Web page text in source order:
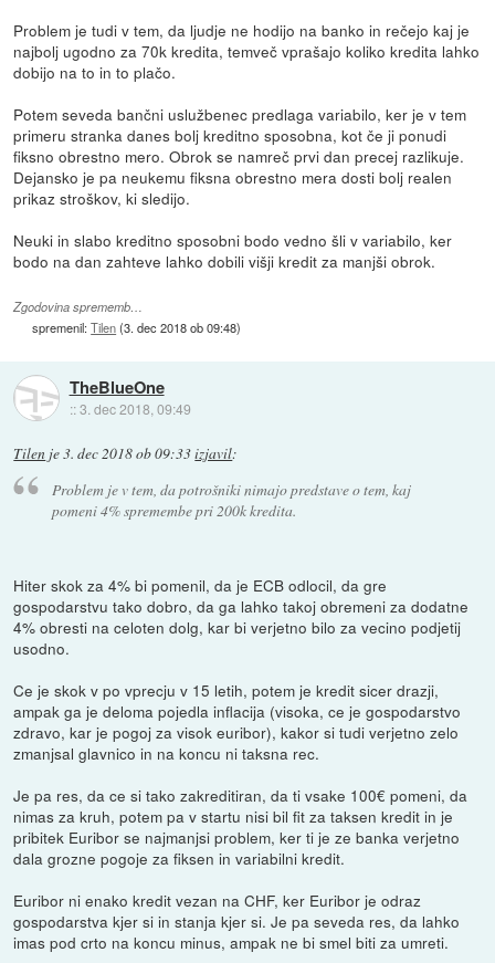
Problem je tudi v tem, da ljudje ne hodijo na banko in rečejo kaj je
najbolj ugodno za 70k kredita, temveč vprašajo koliko kredita lahko
dobijo na to in to plačo.
Potem seveda bančni uslužbenec predlaga variabilo, ker je v tem
primeru stranka danes bolj kreditno sposobna, kot če ji ponudi
fiksno obrestno mero. Obrok se namreč prvi dan precej razlikuje.
Dejansko je pa neukemu fiksna obrestno mera dosti bolj realen
prikaz stroškov, ki sledijo.
Neuki in slabo kreditno sposobni bodo vedno šli v variabilo, ker
bodo na dan zahteve lahko dobili višji kredit za manjši obrok.
Zgodovina sprememb…
spremenil:Tilen(3. dec 2018 ob 09:48)
TheBlueOne
::3. dec 2018, 09:49
Tilen je3. dec 2018 ob 09:33izjavil:
Problem je v tem, da potrošniki nimajo predstave o tem, kaj
pomeni 4% spremembe pri 200k kredita.
Hiter skok za 4% bi pomenil, da je ECB odlocil, da gre
gospodarstvu tako dobro, da ga lahko takoj obremeni za dodatne
4% obresti na celoten dolg, kar bi verjetno bilo za vecino podjetij
usodno.
Ce je skok v po vprecju v 15 letih, potem je kredit sicer drazji,
ampak ga je deloma pojedla inflacija (visoka, ce je gospodarstvo
zdravo, kar je pogoj za visok euribor), kakor si tudi verjetno zelo
zmanjsal glavnico in na koncu ni taksna rec.
Je pa res, da ce si tako zakreditiran, da ti vsake 100€ pomeni, da
nimas za kruh, potem pa v startu nisi bil fit za taksen kredit in je
pribitek Euribor se najmanjsi problem, ker ti je ze banka verjetno
dala grozne pogoje za fiksen in variabilni kredit.
Euribor ni enako kredit vezan na CHF, ker Euribor je odraz
gospodarstva kjer si in stanja kjer si. Je pa seveda res, da lahko
imas pod crto na koncu minus, ampak ne bi smel biti za umreti.